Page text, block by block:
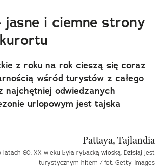
i ciemne strony
z roku na rok cieszą się coraz
wśród turystów z całego
najchętniej odwiedzanych
urlopowym jest tajska
latach 60. XX wieku była rybacką wioską. Dzisiaj jest
turystycznym hitem / fot. Getty Images